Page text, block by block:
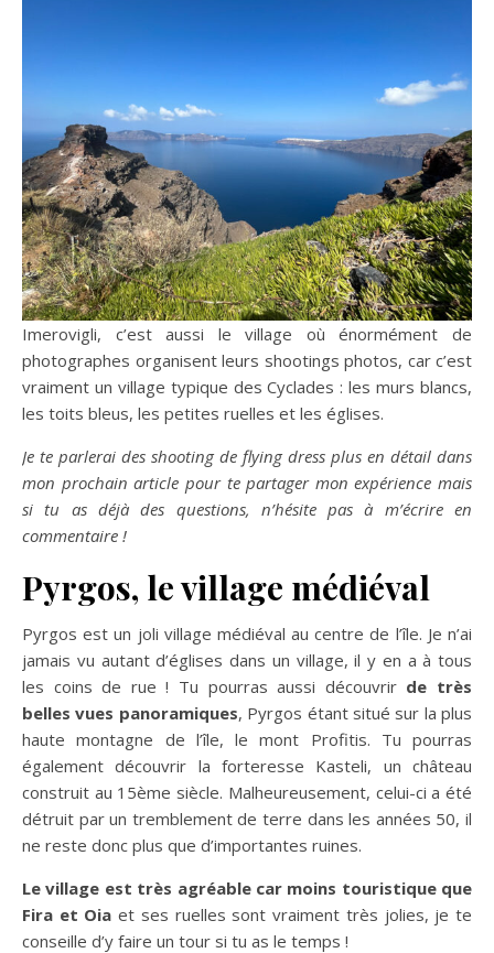
Imerovigli, c’est aussi le village où énormément de
photographes organisent leurs shootings photos, car c’est
vraiment un village typique des Cyclades : les murs blancs,
les toits bleus, les petites ruelles et les églises.
Je te parlerai des shooting de flying dress plus en détail dans
mon prochain article pour te partager mon expérience mais
si tu as déjà des questions, n’hésite pas à m’écrire en
commentaire !
Pyrgos, le village médiéval
Pyrgos est un joli village médiéval au centre de l’île. Je n’ai
jamais vu autant d’églises dans un village, il y en a à tous
les coins de rue ! Tu pourras aussi découvrir de très
belles vues panoramiques, Pyrgos étant situé sur la plus
haute montagne de l’île, le mont Profitis. Tu pourras
également découvrir la forteresse Kasteli, un château
construit au 15ème siècle. Malheureusement, celui-ci a été
détruit par un tremblement de terre dans les années 50, il
ne reste donc plus que d’importantes ruines.
Le village est très agréable car moins touristique que
Fira et Oia et ses ruelles sont vraiment très jolies, je te
conseille d’y faire un tour si tu as le temps !